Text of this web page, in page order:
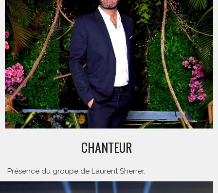
CHANTEUR
Présence du groupe de Laurent Sherrer.